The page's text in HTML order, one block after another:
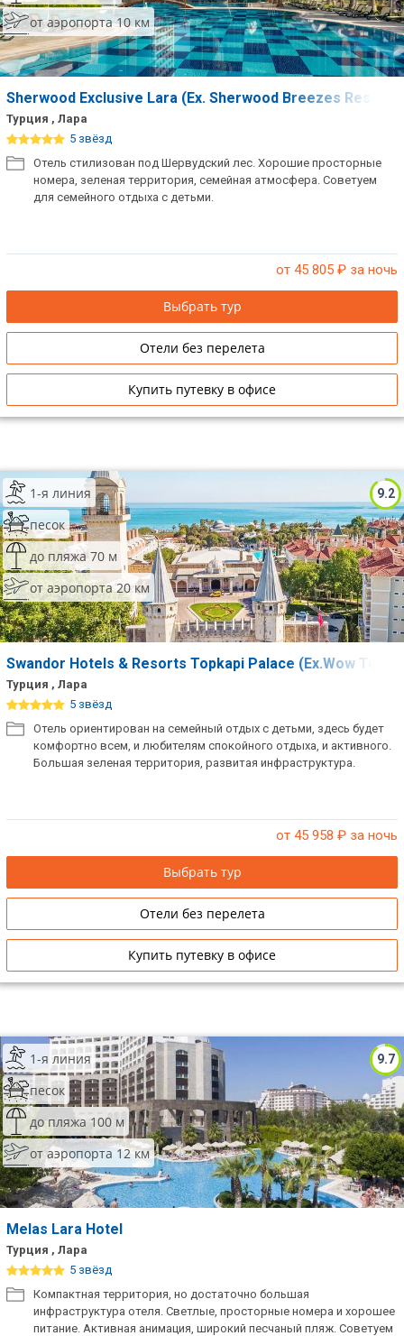
от аэропорта 10 км
Sherwood Exclusive Lara (Ex. Sherwood Breezes Resort)
Турция , Лара
5 звёзд
Отель стилизован под Шервудский лес. Хорошие просторные
номера, зеленая территория, семейная атмосфера. Советуем
для семейного отдыха с детьми.
от 45 805 ₽ за ночь
Выбрать тур
Отели без перелета
Купить путевку в офисе
9.2
1-я линия
песок
до пляжа 70 м
от аэропорта 20 км
Swandor Hotels & Resorts Topkapi Palace (Ex.Wow
Турция , Лара
5 звёзд
Отель ориентирован на семейный отдых с детьми, здесь будет
комфортно всем, и любителям спокойного отдыха, и активного.
Большая зеленая территория, развитая инфраструктура.
от 45 958 ₽ за ночь
Выбрать тур
Отели без перелета
Купить путевку в офисе
9.7
1-я линия
песок
до пляжа 100 м
от аэропорта 12 км
Melas Lara Hotel
Турция , Лара
5 звёзд
Компактная территория, но достаточно большая
инфраструктура отеля. Светлые, просторные номера и хорошее
питание. Активная анимация, широкий песчаный пляж. Советуем